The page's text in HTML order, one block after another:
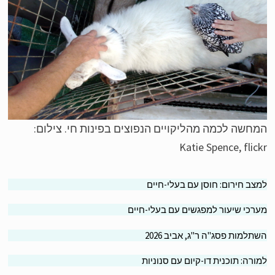
לכמה מהליקויים הנפוצים בפינות חי. צילום:
Katie Spence,
חירום: חוסן עם בעלי-חיים
שיעור למפגשים עם בעלי-חיים
פסג"ה ר"ג, אביב 2026
תוכנית דו-קיום עם סנוניות